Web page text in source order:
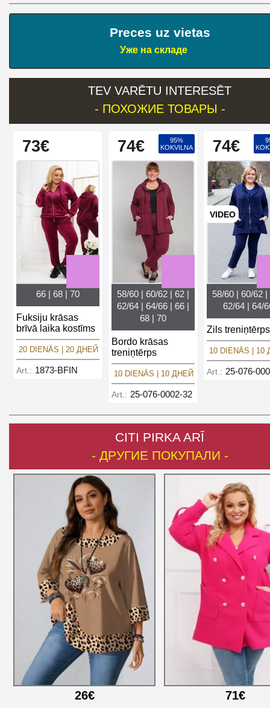
Preces uz vietas
Уже на складе
TEV VARĒTU INTERESĒT
- ПОХОЖИЕ ТОВАРЫ -
73€
66 | 68 | 70
Fuksiju krāsas
brīvā laika kostīms
20 DIENĀS | 20 ДНЕЙ
Art.: 1873-BFIN
74€
95%
KOKVILNA
58/60 | 60/62 | 62 |
62/64 | 64/66 | 66 |
68 | 70
Bordo krāsas
treniņtērps
10 DIENĀS | 10 ДНЕЙ
Art.: 25-076-0002-32
74€
VIDEO
58/60 | 60/62 |
62/64 | 64/
Zils treniņtērps
10 DIENĀS | 10
Art.: 25-076-
CITI PIRKA ARĪ
- ДРУГИЕ ПОКУПАЛИ -
26€ 71€